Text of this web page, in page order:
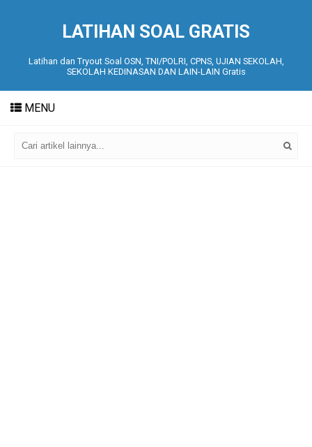
LATIHAN SOAL GRATIS
Latihan dan Tryout Soal OSN, TNI/POLRI, CPNS, UJIAN SEKOLAH,
SEKOLAH KEDINASAN DAN LAIN-LAIN Gratis
MENU